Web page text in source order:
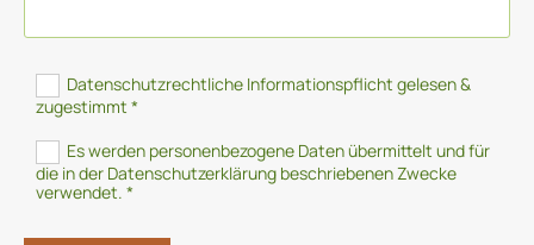
Datenschutzrechtliche Informationspflicht gelesen &
zugestimmt *
Es werden personenbezogene Daten übermittelt und für
die in der Datenschutzerklärung beschriebenen Zwecke
verwendet. *